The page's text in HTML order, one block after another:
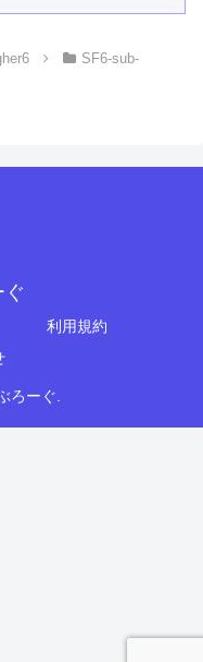
SF6-sub-
ぐ
利用規約
ろーぐ.